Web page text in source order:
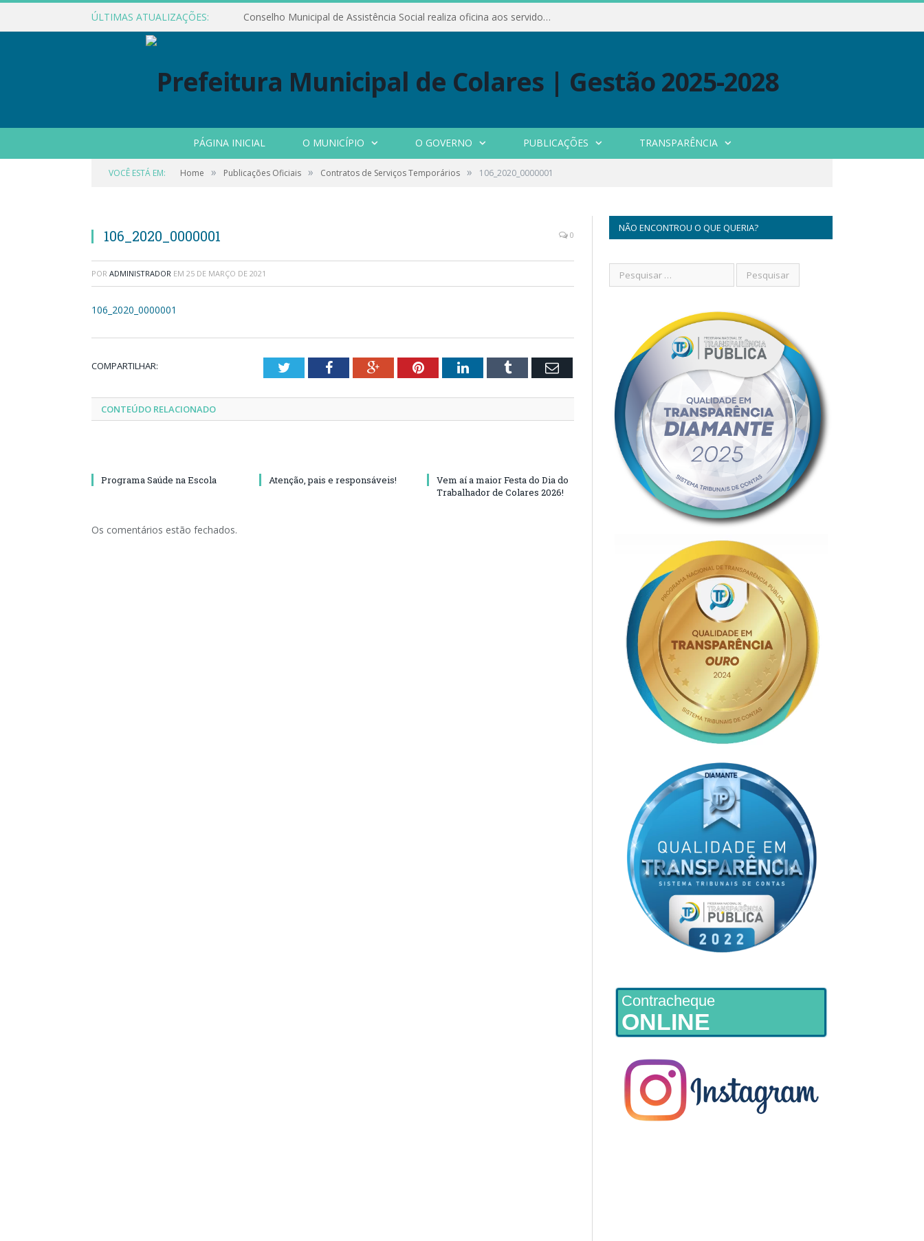
ÚLTIMAS ATUALIZAÇÕES: Conselho Municipal de Assistência Social realiza oficina aos servidores
PÁGINA INICIAL O MUNICÍPIO O GOVERNO PUBLICAÇÕES TRANSPARÊNCIA
VOCÊ ESTÁ EM: Home » Publicações Oficiais » Contratos de Serviços Temporários » 106_2020_0000001
106_2020_0000001 0
POR ADMINISTRADOR EM 25 DE MARÇO DE 2021
106_2020_0000001
COMPARTILHAR: TwitterFacebookGoogle+PinterestLinkedInTumblr Email
CONTEÚDO RELACIONADO
Programa Saúde na Escola Atenção, pais e responsáveis!
Vem aí a maior Festa do Dia do
Trabalhador de Colares 2026!
Os comentários estão fechados.
NÃO ENCONTROU O QUE QUERIA?
Contracheque
ONLINE